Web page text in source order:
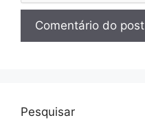
Pesquisar